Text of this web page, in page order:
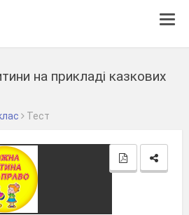
на прикладі казкових
Тест